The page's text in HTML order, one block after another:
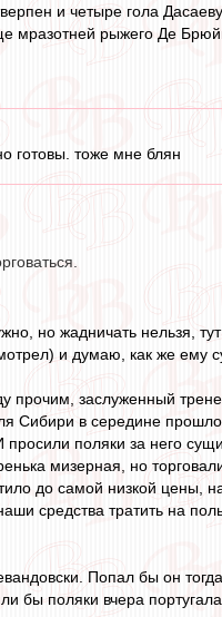
и четыре гола
мразотней рыжего Де
готовы. тоже мне блян
но жадничать нельзя,
и думаю, как же ему
прочим, заслуженный
Сибири в середине
поляки за него
мизерная, но
до самой низкой цены,
средства тратить на
Попал бы он
бы поляки вчера